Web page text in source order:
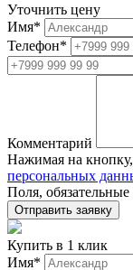
Уточнить цену
Имя*
Телефон*
Комментарий
Нажимая на
персональных
Поля,
Купить в 1 клик
Имя*